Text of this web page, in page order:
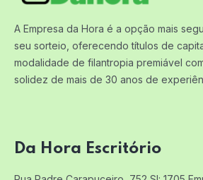
A Empresa da Hora é a opção mais
seu sorteio, oferecendo títulos de
modalidade de filantropia premiável
solidez de mais de 30 anos de
Da Hora Escritório